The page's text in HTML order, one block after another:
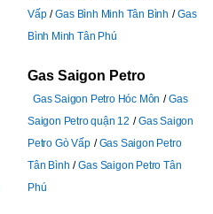
Vấp
Gas Bình Minh Tân Bình
Gas
Bình Minh Tân Phú
Gas Saigon Petro
Gas Saigon Petro Hóc Môn
Gas
Saigon Petro quận 12
Gas Saigon
Petro Gò Vấp
Gas Saigon Petro
Tân Bình
Gas Saigon Petro Tân
Phú